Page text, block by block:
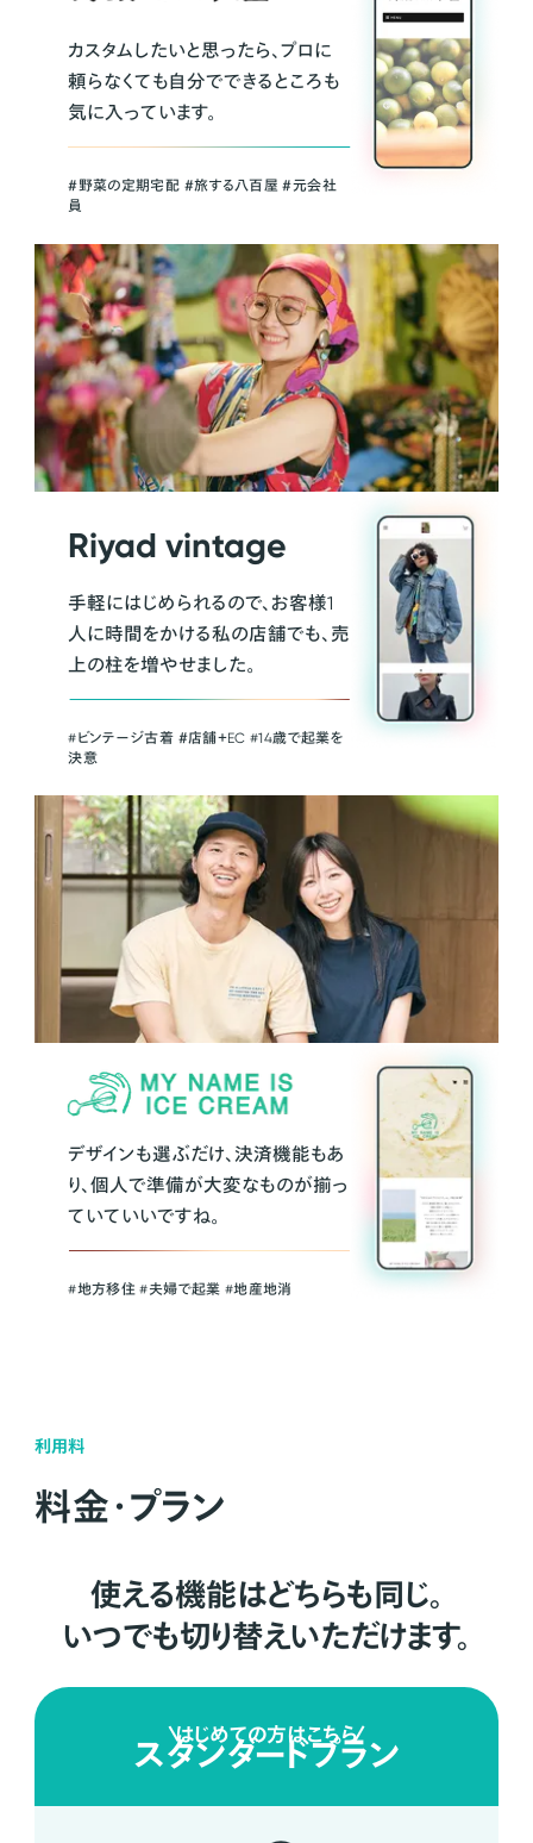
カスタムしたいと思ったら、プロに
頼らなくても自分でできるところも
気に入っています。
＃野菜の定期宅配 ＃旅する八百屋 ＃元会社
員
Riyad vintage
手軽にはじめられるので、お客様1
人に時間をかける私の店舗でも、売
上の柱を増やせました。
#ビンテージ古着 ＃店舗＋EC #14歳で起業を
決意
デザインも選ぶだけ、決済機能もあ
り、個人で準備が大変なものが揃っ
ていていいですね。
#地方移住 #夫婦で起業 #地産地消
利用料
料金・プラン
使える機能はどちらも同じ。
いつでも切り替えいただけます。
はじめての方はこちら
スタンダードプラン